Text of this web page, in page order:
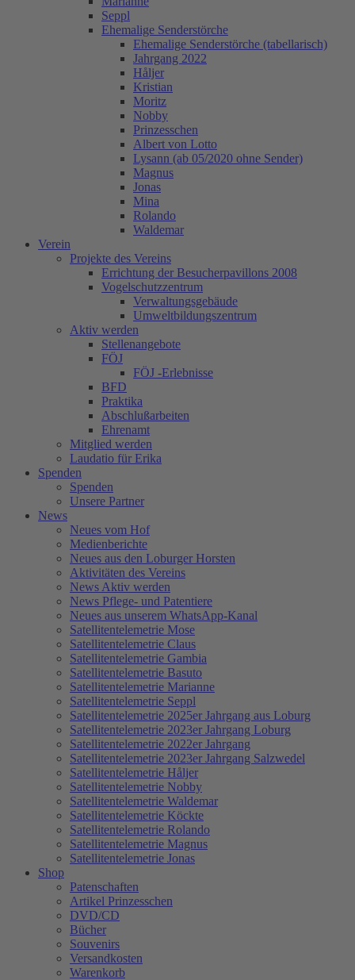
Seppl
Ehemalige Senderstörche
Ehemalige Senderstörche (tabellarisch)
Jahrgang 2022
Håljer
Kristian
Moritz
Nobby
Prinzesschen
Albert von Lotto
Lysann (ab 05/2020 ohne Sender)
Magnus
Jonas
Mina
Rolando
Waldemar
Verein
Projekte des Vereins
Errichtung der Besucherpavillons 2008
Vogelschutzzentrum
Verwaltungsgebäude
Umweltbildungszentrum
Aktiv werden
Stellenangebote
FÖJ
FÖJ -Erlebnisse
BFD
Praktika
Abschlußarbeiten
Ehrenamt
Mitglied werden
Laudatio für Erika
Spenden
Spenden
Unsere Partner
News
Neues vom Hof
Medienberichte
Neues aus den Loburger Horsten
Aktivitäten des Vereins
News Aktiv werden
News Pflege- und Patentiere
Neues aus unserem WhatsApp-Kanal
Satellitentelemetrie Mose
Satellitentelemetrie Claus
Satellitentelemetrie Gambia
Satellitentelemetrie Basuto
Satellitentelemetrie Marianne
Satellitentelemetrie Seppl
Satellitentelemetrie 2025er Jahrgang aus Loburg
Satellitentelemetrie 2023er Jahrgang Loburg
Satellitentelemetrie 2022er Jahrgang
Satellitentelemetrie 2023er Jahrgang Salzwedel
Satellitentelemetrie Håljer
Satellitentelemetrie Nobby
Satellitentelemetrie Waldemar
Satellitentelemetrie Köckte
Satellitentelemetrie Rolando
Satellitentelemetrie Magnus
Satellitentelemetrie Jonas
Shop
Patenschaften
Artikel Prinzesschen
DVD/CD
Bücher
Souvenirs
Versandkosten
Warenkorb